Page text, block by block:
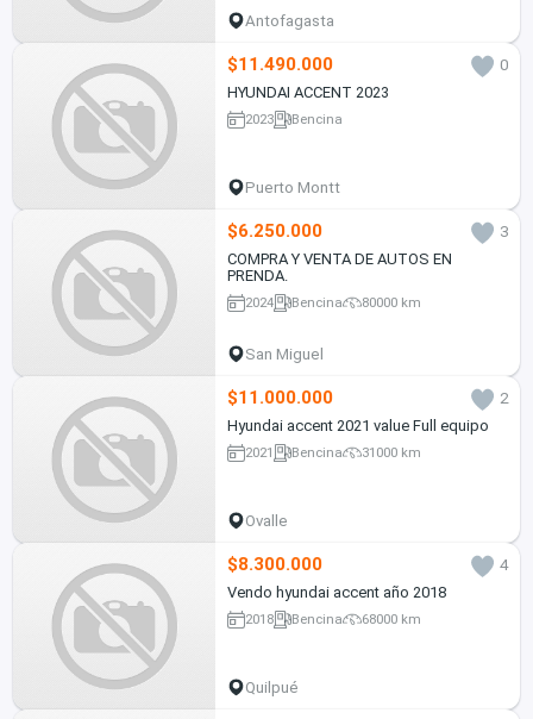
Antofagasta
$11.490.000
0
HYUNDAI ACCENT 2023
2023 Bencina
Puerto Montt
$6.250.000
3
COMPRA Y VENTA DE AUTOS EN
PRENDA.
2024 Bencina 80000 km
San Miguel
$11.000.000
2
Hyundai accent 2021 value Full equipo
2021 Bencina 31000 km
Ovalle
$8.300.000
4
Vendo hyundai accent año 2018
2018 Bencina 68000 km
Quilpué